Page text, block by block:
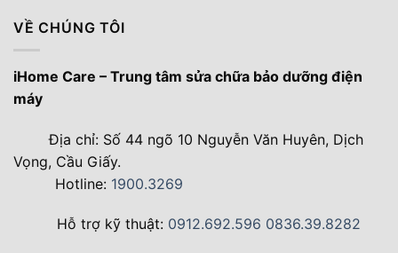
VỀ CHÚNG TÔI
iHome Care – Trung tâm sửa chữa bảo dưỡng điện
máy
Địa chỉ: Số 44 ngõ 10 Nguyễn Văn Huyên, Dịch
Vọng, Cầu Giấy.
Hotline: 1900.3269
Hỗ trợ kỹ thuật: 0912.692.596 0836.39.8282